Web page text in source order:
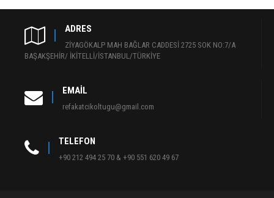
ADRES
ZİYAGÖKALP MAH BAĞLAR CADDESİ 2725 SOK NO:7/A
BAŞAKŞEHİR/ İKİTELLİ/İSTANBUL/TÜRKİYE
EMAIL
refakatcikoltugu@gmail.com
TELEFON
+90 212 494 25 70 & +90 551 620 49 67